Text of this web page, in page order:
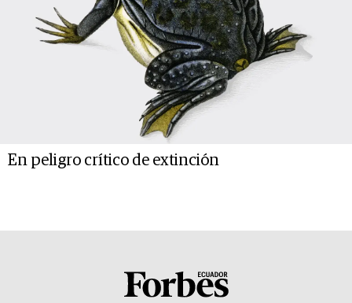
En peligro crítico de extinción